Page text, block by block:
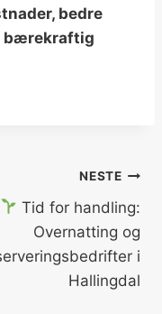
bedre
bærekraftig
NESTE
Tid for handling:
Overnatting og
i
Hallingdal